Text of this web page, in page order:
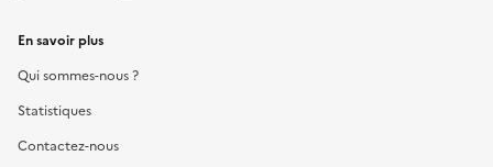
En savoir plus
Qui sommes-nous ?
Statistiques
Contactez-nous